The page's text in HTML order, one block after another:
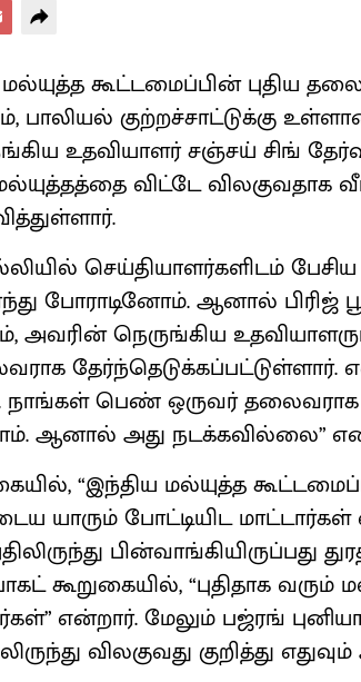
கூட்டமைப்பின் புதிய
குற்றச்சாட்டுக்கு
உதவியாளர் சஞ்சய் சிங்
மல்யுத்தத்தை விட்டே
செய்தியாளர்களிடம்
போராடினோம். ஆனால் பிரிஜ்
அவரின் நெருங்கிய
நாங்கள் பெண் ஒருவர்
ஆனால் அது நடக்கவில்லை”
“இந்திய மல்யுத்த
யாரும் போட்டியிட மாட்டார்கள்
பின்வாங்கியிருப்பது
கூறுகையில், “புதிதாக
என்றார். மேலும் பஜ்ரங்
விலகுவது குறித்து